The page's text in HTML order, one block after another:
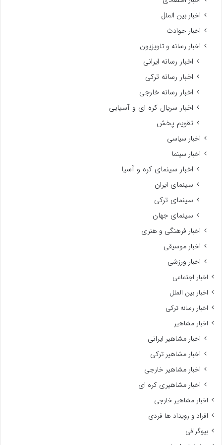
اخبار بین الملل
اخبار حوادث
اخبار رسانه و تلویزیون
اخبار رسانه ایرانی
اخبار رسانه ترکی
اخبار رسانه خارجی
اخبار سریال کره ای و آسیایی
تقویم پخش
اخبار سیاسی
اخبار سینما
اخبار سینمای کره و آسیا
سینمای ایران
سینمای ترکی
سینمای جهان
اخبار فرهنگی و هنری
اخبار موسیقی
اخبار ورزشی
اخبار اجتماعی
اخبار بین الملل
اخبار رسانه ترکی
اخبار مشاهیر
اخبار مشاهیر ایرانی
اخبار مشاهیر ترکی
اخبار مشاهیر خارجی
اخبار مشاهیری کره ای
اخبار مشاهیر خارجی
افراد و رویداد ها فردی
بیوگرافی